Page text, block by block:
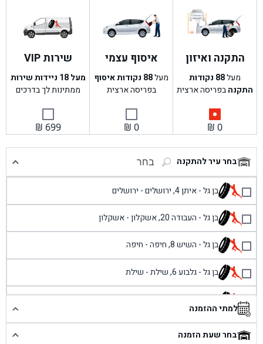
התקנה ואיזון
מעל88 נקודות
התקנהבפריסה ארצית
₪ 0
איסוף עצמי
מעל88 נקודות איסוף
בפריסה ארצית
₪ 0
שירות VIP
מעל 18 ניידות שירות
ממתינות לך בדרכים
₪ 699
בחר עיר להתקנה בחר
בן גל - איתן 4, ירושלים - ירושלים
בן גל - העבודה 20, אשקלון - אשקלון
בן גל - השיש 8, חיפה - חיפה
בן גל - גלבוע 6, שילת - שילת
בן גל - פוריידיס, כניסה צפונית מול כביש 4 - פרדיס
בן גל - שכונת אזור תעשייה זעירה, עיילבון - עיילבון
למתי ההזמנה
בחר שעת הזמנה